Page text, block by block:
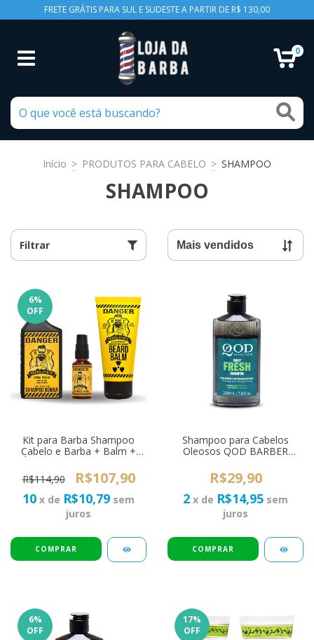
FRETE GRÁTIS PARA SUL E SUDESTE A PARTIR DE R$ 130,00
0
Início > PRODUTOS PARA CABELO > SHAMPOO
SHAMPOO
Filtrar
6%
OFF
Kit para Barba Shampoo
Cabelo e Barba + Balm +
R$114,90
R$107,90
10 x de R$10,79 sem
juros
Shampoo para Cabelos
Oleosos QOD BARBER
220ml
R$29,90
2 x de R$14,95 sem
juros
6%
OFF
17%
OFF